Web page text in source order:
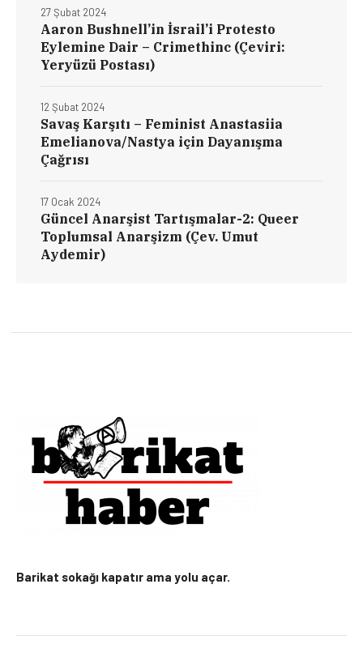
Aaron Bushnell’in İsrail’i Protesto
Eylemine Dair – Crimethinc (Çeviri:
Yeryüzü Postası)
27 Şubat 2024
Savaş Karşıtı – Feminist Anastasiia
Emelianova/Nastya için Dayanışma
Çağrısı
12 Şubat 2024
Güncel Anarşist Tartışmalar-2: Queer
Toplumsal Anarşizm (Çev. Umut
Aydemir)
17 Ocak 2024
Barikat sokağı kapatır ama yolu açar.